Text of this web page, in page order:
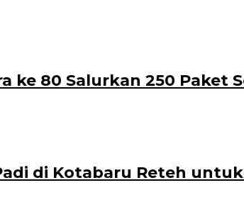
ke 80 Salurkan 250 Paket
di Kotabaru Reteh